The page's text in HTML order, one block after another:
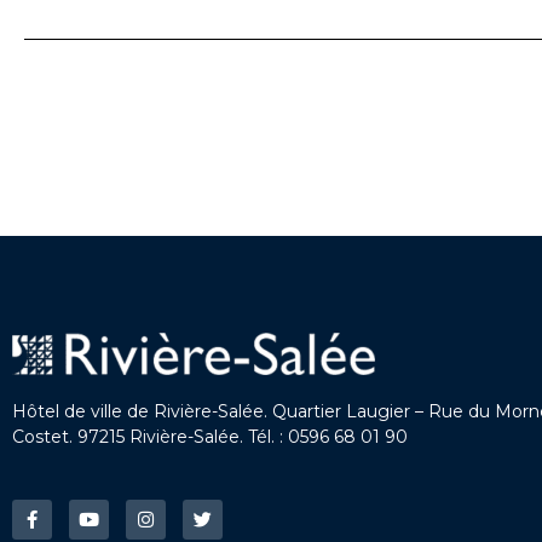
Hôtel de ville de Rivière-Salée. Quartier Laugier – Rue du
Costet. 97215 Rivière-Salée. Tél. : 0596 68 01 90